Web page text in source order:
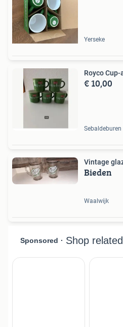
Yerseke
Royco
€ 10,00
Sebaldeburen
Vintage
Bieden
Waalwijk